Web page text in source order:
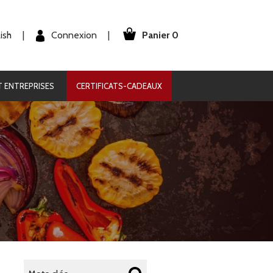
Panier 0
| Connexion |
ENTREPRISES CERTIFICATS-CADEAUX